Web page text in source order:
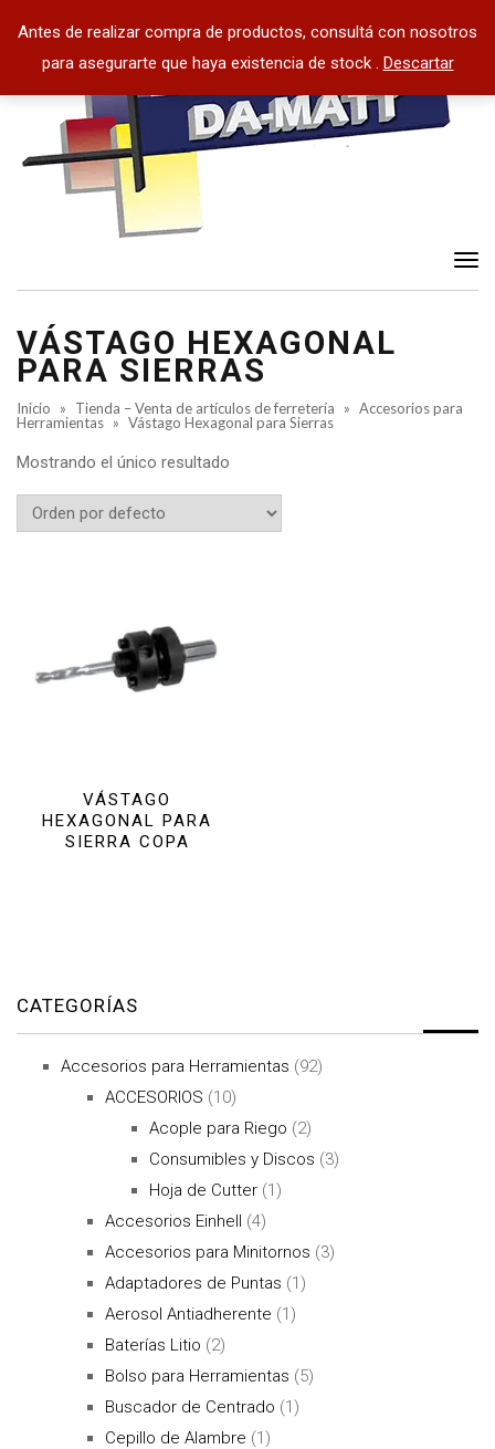
Antes de realizar compra de productos, consultá con nosotros
para asegurarte que haya existencia de stock . Descartar
VÁSTAGO HEXAGONAL
PARA SIERRAS
Inicio » Tienda – Venta de artículos de ferretería » Accesorios para
Herramientas » Vástago Hexagonal para Sierras
Mostrando el único resultado
VÁSTAGO
HEXAGONAL PARA
SIERRA COPA
CATEGORÍAS
Accesorios para Herramientas (92)
ACCESORIOS (10)
Acople para Riego (2)
Consumibles y Discos (3)
Hoja de Cutter (1)
Accesorios Einhell (4)
Accesorios para Minitornos (3)
Adaptadores de Puntas (1)
Aerosol Antiadherente (1)
Baterías Litio (2)
Bolso para Herramientas (5)
Buscador de Centrado (1)
Cepillo de Alambre (1)